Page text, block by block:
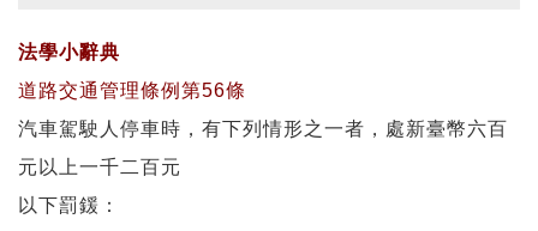
法學小辭典
道路交通管理條例第56條
汽車駕駛人停車時，有下列情形之一者，處新臺幣六百
元以上一千二百元
以下罰鍰：